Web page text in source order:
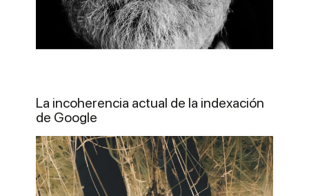
La incoherencia actual de la indexación
de Google